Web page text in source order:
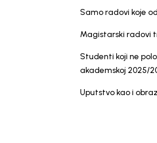
Samo radovi koje
Magistarski
Studenti koji ne
akademskoj 2025/
Uputstvo kao i